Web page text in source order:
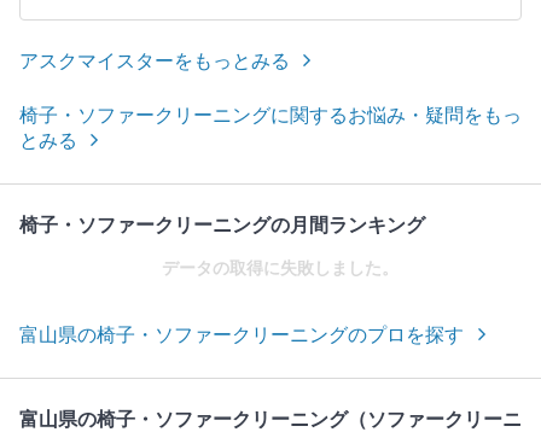
アスクマイスターをもっとみる
椅子・ソファークリーニングに関するお悩み・疑問をもっ
とみる
椅子・ソファークリーニングの月間ランキング
データの取得に失敗しました。
富山県の椅子・ソファークリーニングのプロを探す
富山県の椅子・ソファークリーニング（ソファークリーニ